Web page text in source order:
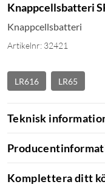
Knappcellsbatteri
Knappcellsbatteri
Artikelnr: 32421
LR616 LR65
Teknisk
Komplettera ditt